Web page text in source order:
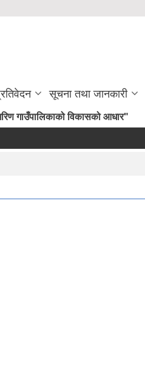
सूचना तथा जानकारी
विकासको आधार"